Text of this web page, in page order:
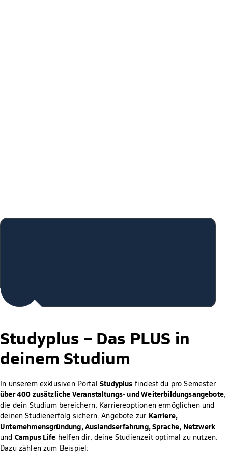
Studyplus – Das PLUS in
deinem Studium
In unserem exklusiven PortalStudyplus findest du pro Semester
über 400 zusätzliche Veranstaltungs- und Weiterbildungsangebote,
die dein Studium bereichern, Karriereoptionen ermöglichen und
deinen Studienerfolg sichern. Angebote zur Karriere,
Unternehmensgründung, Auslandserfahrung, Sprache, Netzwerk
und Campus Life helfen dir, deine Studienzeit optimal zu nutzen.
Dazu zählen zum Beispiel: